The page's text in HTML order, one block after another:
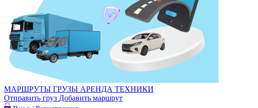
МАРШРУТЫ ГРУЗЫ АРЕНДА ТЕХНИКИ
Отправить груз Добавить маршрут